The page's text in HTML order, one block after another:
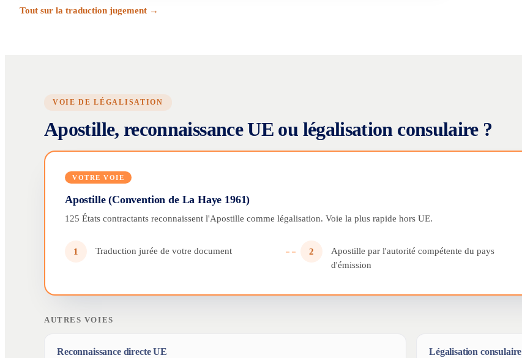
Tout sur la traduction jugement →
VOIE DE LÉGALISATION
Apostille, reconnaissance UE ou légalisation consulaire ?
VOTRE VOIE
Apostille (Convention de La Haye 1961)
125 États contractants reconnaissent l'Apostille comme légalisation. Voie la plus rapide hors UE.
1 Traduction jurée de votre document 2
Apostille par l'autorité compétente du pays
d'émission
AUTRES VOIES
Reconnaissance directe UE Légalisation consulaire